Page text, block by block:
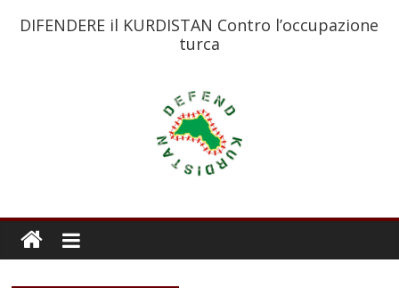
DIFENDERE il KURDISTAN Contro l’occupazione
turca